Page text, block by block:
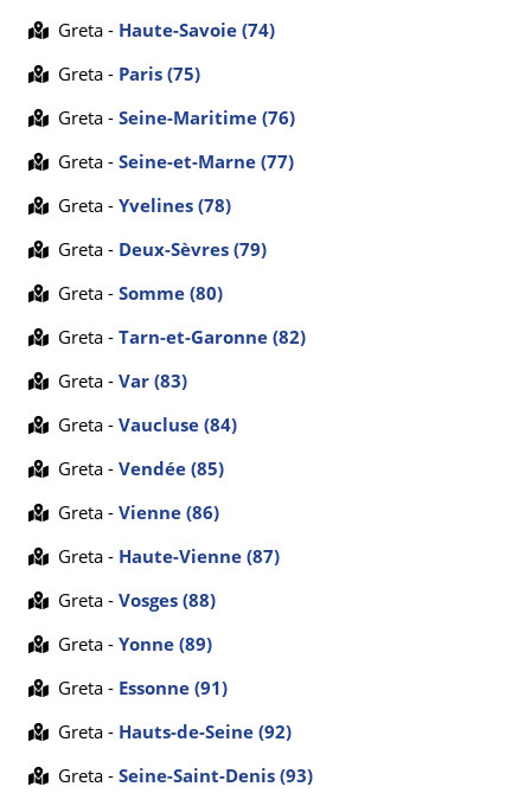
Greta - Haute-Savoie (74)
Greta - Paris (75)
Greta - Seine-Maritime (76)
Greta - Seine-et-Marne (77)
Greta - Yvelines (78)
Greta - Deux-Sèvres (79)
Greta - Somme (80)
Greta - Tarn-et-Garonne (82)
Greta - Var (83)
Greta - Vaucluse (84)
Greta - Vendée (85)
Greta - Vienne (86)
Greta - Haute-Vienne (87)
Greta - Vosges (88)
Greta - Yonne (89)
Greta - Essonne (91)
Greta - Hauts-de-Seine (92)
Greta - Seine-Saint-Denis (93)